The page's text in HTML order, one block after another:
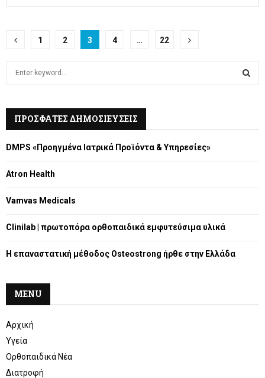
Posts
1 2 3 4 … 22
h
:
ΠΡΟΣΦΑΤΕΣ ΔΗΜΟΣΙΕΥΣΕΙΣ
DMPS «Προηγμένα Ιατρικά Προϊόντα & Υπηρεσίες»
Atron Health
Vamvas Medicals
Clinilab | πρωτοπόρα ορθοπαιδικά εμφυτεύσιμα υλικά
Η επαναστατική μέθοδος Osteostrong ήρθε στην Ελλάδα
MENU
Αρχική
Υγεία
Ορθοπαιδικά Νέα
Διατροφή